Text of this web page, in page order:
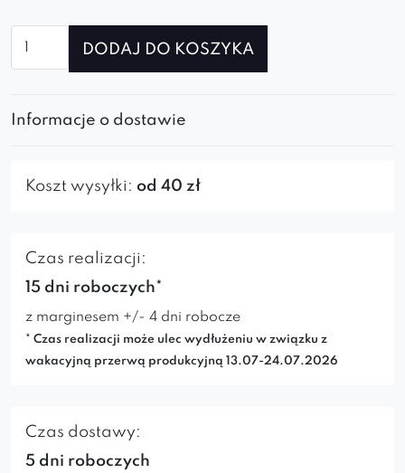
Fotel
DODAJ DO KOSZYKA
Informacje o dostawie
Koszt wysyłki: od 40 zł
Czas realizacji:
15 dni roboczych*
z marginesem +/- 4 dni robocze
* Czas realizacji może ulec wydłużeniu w związku z
wakacyjną przerwą produkcyjną 13.07-24.07.2026
Czas dostawy:
5 dni roboczych